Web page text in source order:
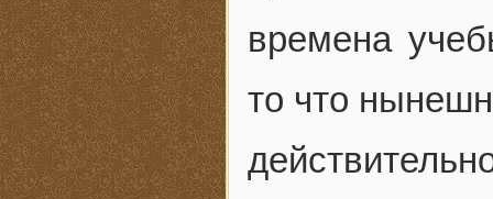
времена
то что